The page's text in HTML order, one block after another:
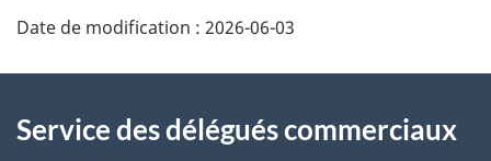
Additional
Information
Date de modification : 2026-06-03
Service des délégués commerciaux